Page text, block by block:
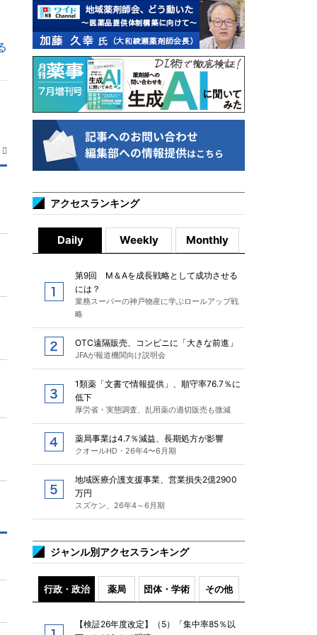
アクセスランキング
Daily Weekly Monthly
第9回 M＆Aを成長戦略として成功させる
には？
業務スーパーの神戸物産に学ぶロールアップ戦
略
OTC遠隔販売、コンビニに「大きな前進」
JFAが報道機関向け説明会
1類薬「文書で情報提供」、順守率76.7％に
低下
厚労省・実態調査、乱用薬の適切販売も微減
薬局事業は4.7％減益、長期処方が影響
クオールHD・26年4〜6月期
地域医療介護支援事業、営業損失2億2900
万円
スズケン、26年4～6月期
ジャンル別アクセスランキング
行政・政治 薬局 団体・学術 その他
【検証26年度改定】（5）「集中率85％以